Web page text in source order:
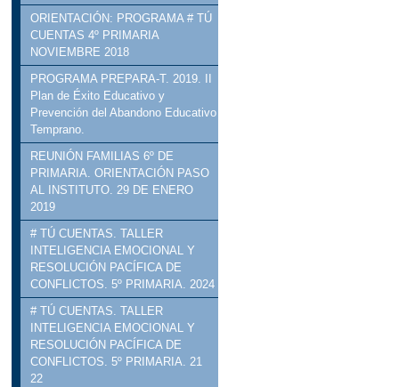
ORIENTACIÓN: PROGRAMA # TÚ
CUENTAS 4º PRIMARIA
NOVIEMBRE 2018
PROGRAMA PREPARA-T. 2019. II
Plan de Éxito Educativo y
Prevención del Abandono Educativo
Temprano.
REUNIÓN FAMILIAS 6º DE
PRIMARIA. ORIENTACIÓN PASO
AL INSTITUTO. 29 DE ENERO
2019
# TÚ CUENTAS. TALLER
INTELIGENCIA EMOCIONAL Y
RESOLUCIÓN PACÍFICA DE
CONFLICTOS. 5º PRIMARIA. 2024
# TÚ CUENTAS. TALLER
INTELIGENCIA EMOCIONAL Y
RESOLUCIÓN PACÍFICA DE
CONFLICTOS. 5º PRIMARIA. 21
22